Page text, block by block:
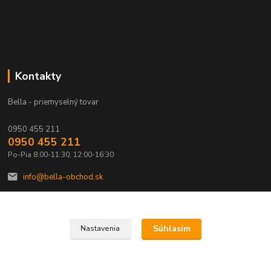
Kontakty
Bella - priemyselný tovar
0950 455 211
0950 455 211
Po-Pia 8:00-11:30, 12:00-16:30
info@bella-obchod.sk
Nastavenia Súhlasím